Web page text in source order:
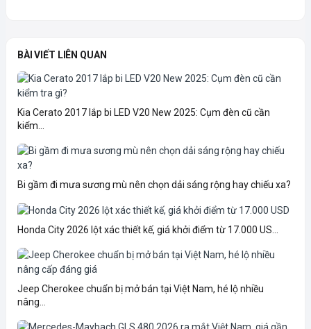
BÀI VIẾT LIÊN QUAN
Kia Cerato 2017 lắp bi LED V20 New 2025: Cụm đèn cũ cần
kiểm...
Bi gầm đi mưa sương mù nên chọn dải sáng rộng hay chiếu xa?
Honda City 2026 lột xác thiết kế, giá khởi điểm từ 17.000 US...
Jeep Cherokee chuẩn bị mở bán tại Việt Nam, hé lộ nhiều
nâng...